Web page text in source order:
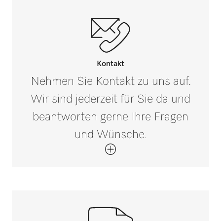
Kontakt
Nehmen Sie Kontakt zu uns auf.
Wir sind jederzeit für Sie da und
beantworten gerne Ihre Fragen
und Wünsche.